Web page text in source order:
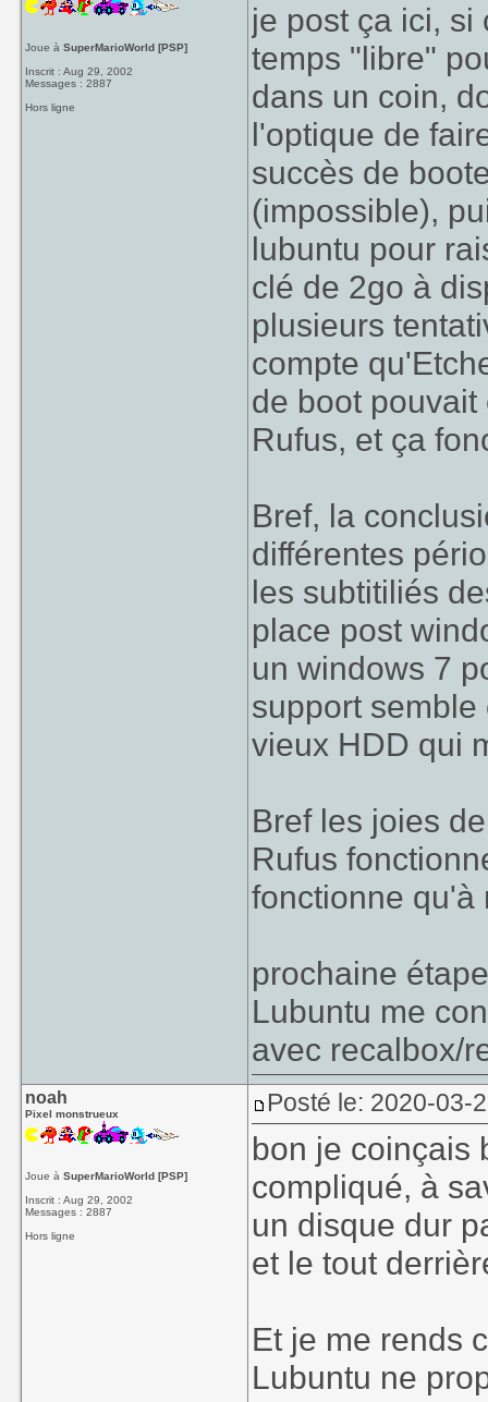
Joue àSuperMarioWorld [PSP]
Inscrit : Aug 29, 2002
Messages : 2887
Hors ligne
je post ça ici,
temps "libre"
dans un coin,
l'optique de
succès de
(impossible),
lubuntu pour
clé de 2go à
plusieurs
compte
de boot
Rufus, et ça
Bref, la
différentes
les subtitiliés
place post
un windows 7
support
vieux HDD qui
Bref les joies
Rufus
fonctionne qu'à
prochaine
Lubuntu me
avec recalbox/
noah
Pixel monstrueux
Joue àSuperMarioWorld [PSP]
Inscrit : Aug 29, 2002
Messages : 2887
Hors ligne
Posté le: 2020-03-
bon je coinçais
compliqué, à
un disque dur
et le tout
Et je me rends
Lubuntu ne